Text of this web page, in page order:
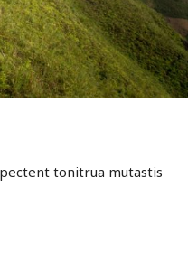
tonitrua mutastis